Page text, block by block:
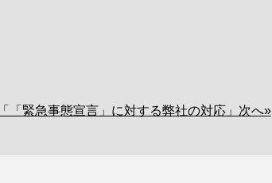
「「緊急事態宣言」に対する弊社の対応」次へ»